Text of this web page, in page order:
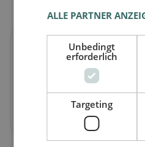
in Bresso
Piatti vegetali e cucina
ALLE PARTNER
Unbedingt
erforderlich
Targeting